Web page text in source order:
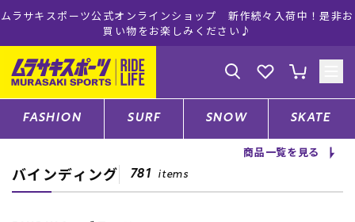
ムラサキスポーツ公式オンラインショップ 新作続々入荷中！是非お
買い物をお楽しみください♪
ゲスト様
ログイン 会員登録
店舗一覧
FASHION SURF SNOW SKATE
商品一覧を見る
バインディング 781 items